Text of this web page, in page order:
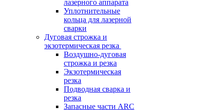
лазерного аппарата
Уплотнительные
кольца для лазерной
сварки
Дуговая строжка и
экзотермическая резка
Воздушно-дуговая
строжка и резка
Экзотермическая
резка
Подводная сварка и
резка
Запасные части ARC